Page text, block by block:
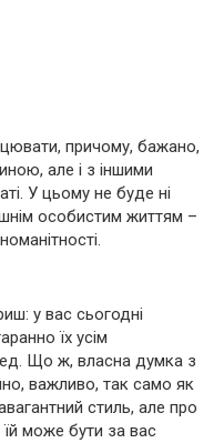
причому, бажано,
але і з іншими
У цьому не буде ні
особистим життям –
у вас сьогодні
їх усім
Що ж, власна думка з
важливо, так само як
стиль, але про
може бути за вас